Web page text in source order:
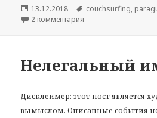
Опубликовано
13.12.2018 Метки
couchsurfing,
2 комментария
Нелегальный
Дисклеймер: этот пост является
вымыслом. Описанные события